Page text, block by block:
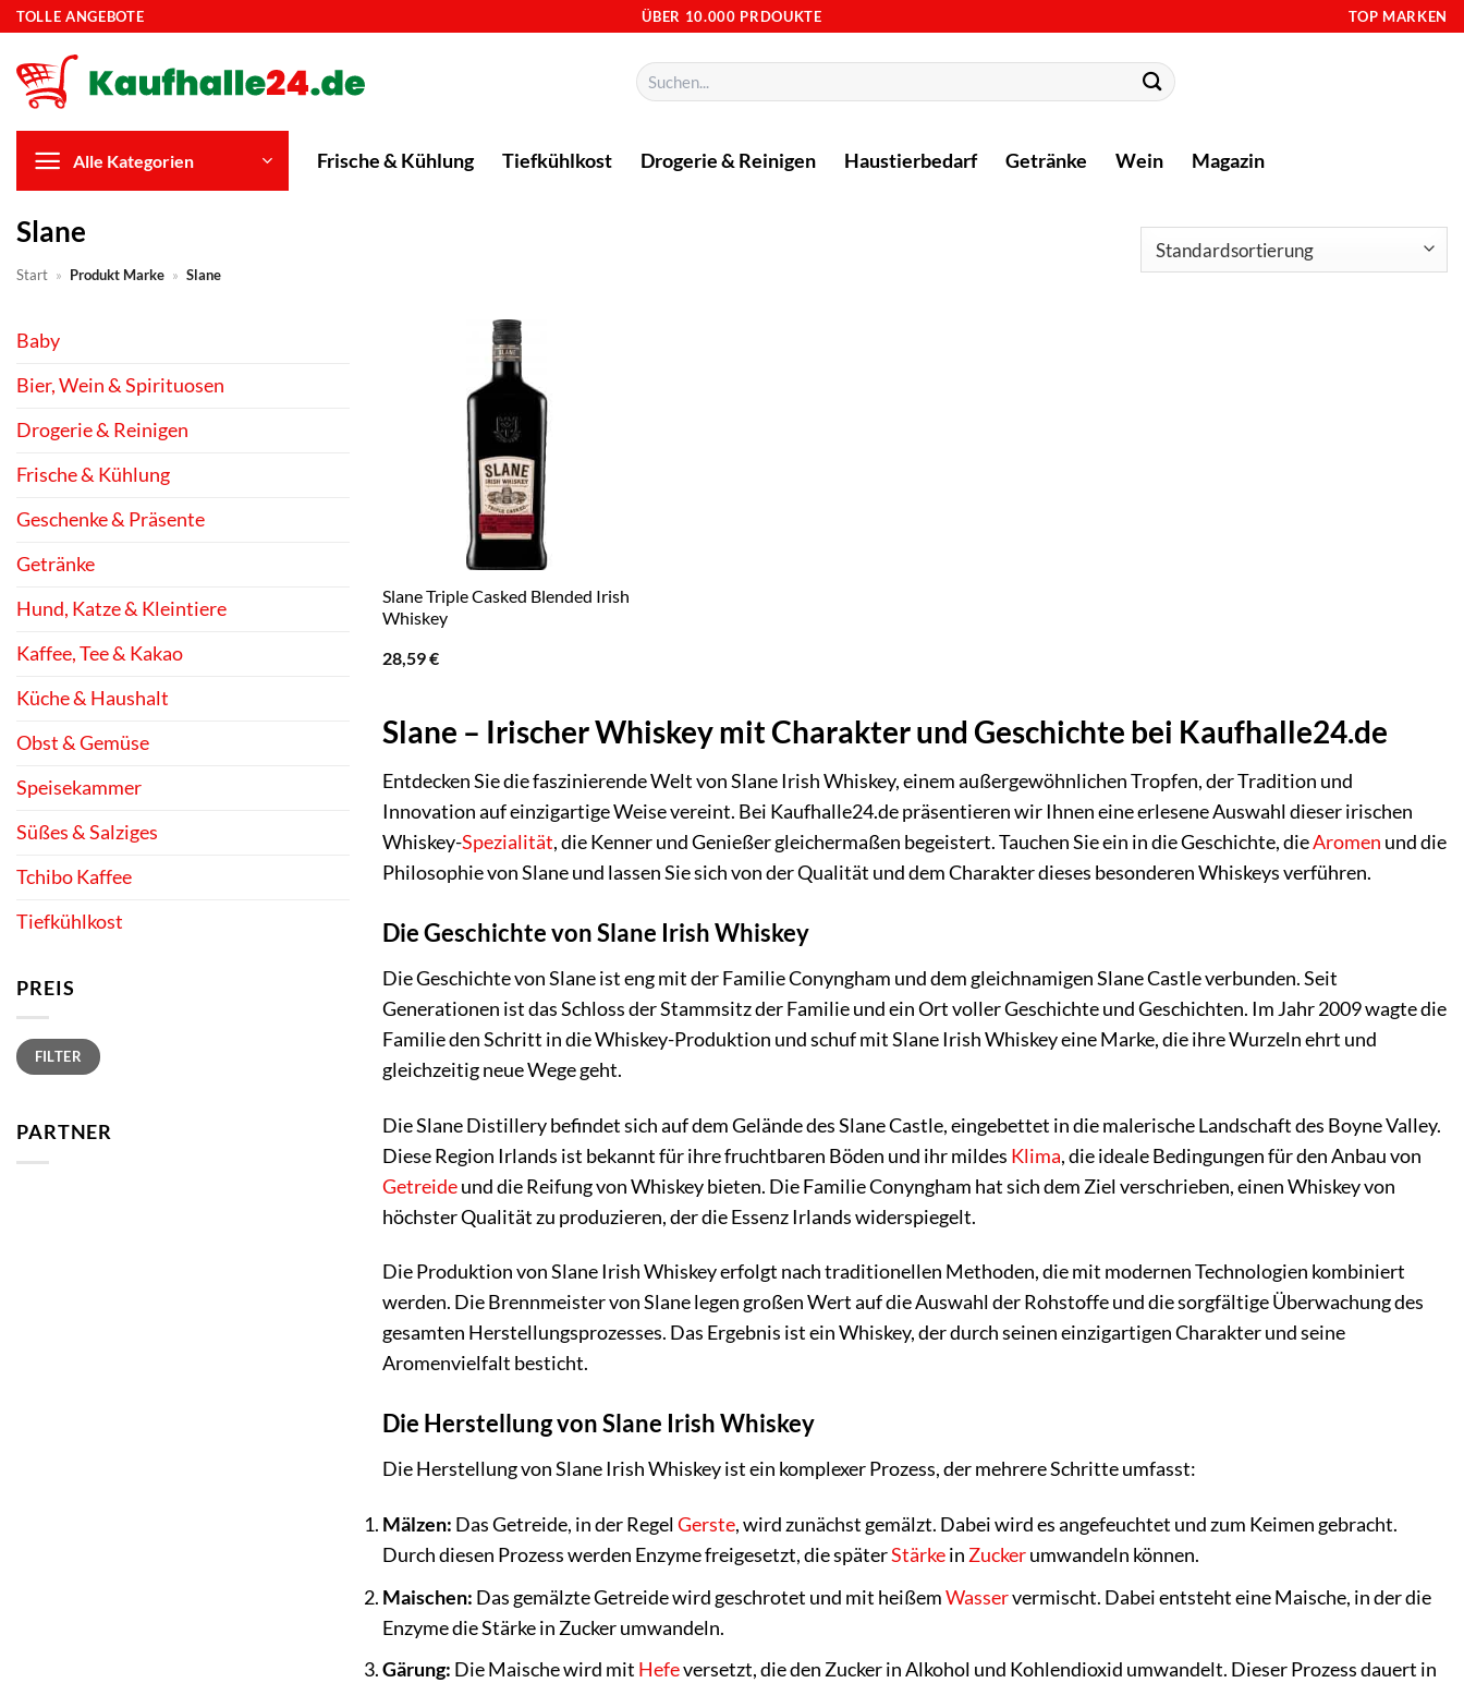
Zum
springen
TOLLE ANGEBOTE ÜBER 10.000 PRDOUKTE TOP MARKEN
Suchen
nach:
Alle Kategorien Frische & Kühlung Tiefkühlkost Drogerie & Reinigen Haustierbedarf Getränke Wein Magazin
Slane
Start » Produkt Marke » Slane
Baby
Bier, Wein & Spirituosen
Drogerie & Reinigen
Frische & Kühlung
Geschenke & Präsente
Getränke
Hund, Katze & Kleintiere
Kaffee, Tee & Kakao
Küche & Haushalt
Obst & Gemüse
Speisekammer
Süßes & Salziges
Tchibo Kaffee
Tiefkühlkost
PREIS
Min.
Preis
Max.
PreisFILTER
PARTNER
Slane Triple Casked Blended Irish
Whiskey
28,59€
Slane – Irischer Whiskey mit Charakter und Geschichte bei Kaufhalle24.de
Entdecken Sie die faszinierende Welt von Slane Irish Whiskey, einem außergewöhnlichen Tropfen, der Tradition und
Innovation auf einzigartige Weise vereint. Bei Kaufhalle24.de präsentieren wir Ihnen eine erlesene Auswahl dieser irischen
Whiskey-Spezialität, die Kenner und Genießer gleichermaßen begeistert. Tauchen Sie ein in die Geschichte, dieAromen und die
Philosophie von Slane und lassen Sie sich von der Qualität und dem Charakter dieses besonderen Whiskeys verführen.
Die Geschichte von Slane Irish Whiskey
Die Geschichte von Slane ist eng mit der Familie Conyngham und dem gleichnamigen Slane Castle verbunden. Seit
Generationen ist das Schloss der Stammsitz der Familie und ein Ort voller Geschichte und Geschichten. Im Jahr 2009 wagte die
Familie den Schritt in die Whiskey-Produktion und schuf mit Slane Irish Whiskey eine Marke, die ihre Wurzeln ehrt und
gleichzeitig neue Wege geht.
Die Slane Distillery befindet sich auf dem Gelände des Slane Castle, eingebettet in die malerische Landschaft des Boyne Valley.
Diese Region Irlands ist bekannt für ihre fruchtbaren Böden und ihr mildes Klima, die ideale Bedingungen für den Anbau von
Getreideund die Reifung von Whiskey bieten. Die Familie Conyngham hat sich dem Ziel verschrieben, einen Whiskey von
höchster Qualität zu produzieren, der die Essenz Irlands widerspiegelt.
Die Produktion von Slane Irish Whiskey erfolgt nach traditionellen Methoden, die mit modernen Technologien kombiniert
werden. Die Brennmeister von Slane legen großen Wert auf die Auswahl der Rohstoffe und die sorgfältige Überwachung des
gesamten Herstellungsprozesses. Das Ergebnis ist ein Whiskey, der durch seinen einzigartigen Charakter und seine
Aromenvielfalt besticht.
Die Herstellung von Slane Irish Whiskey
Die Herstellung von Slane Irish Whiskey ist ein komplexer Prozess, der mehrere Schritte umfasst:
Mälzen: Das Getreide, in der RegelGerste, wird zunächst gemälzt. Dabei wird es angefeuchtet und zum Keimen gebracht.
Durch diesen Prozess werden Enzyme freigesetzt, die späterStärkein Zuckerumwandeln können.
Maischen: Das gemälzte Getreide wird geschrotet und mit heißemWasservermischt. Dabei entsteht eine Maische, in der die
Enzyme die Stärke in Zucker umwandeln.
Gärung: Die Maische wird mit Hefeversetzt, die den Zucker in Alkohol und Kohlendioxid umwandelt. Dieser Prozess dauert in